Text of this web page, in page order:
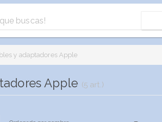
y adaptadores Apple
Apple (5 art.)